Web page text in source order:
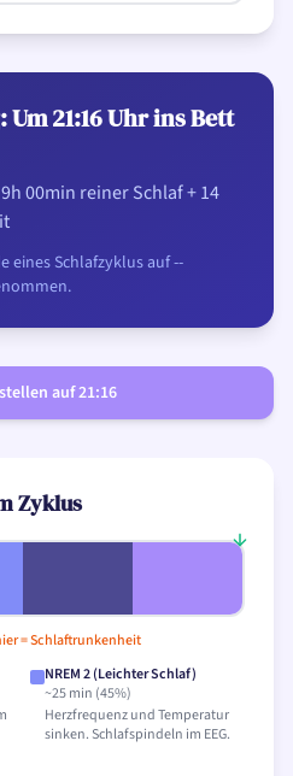
21:16 Uhr ins Bett
00min reiner Schlaf + 14
eines Schlafzyklus auf --
auf 21:16
Zyklus
= Schlaftrunkenheit
NREM 2 (Leichter Schlaf)
~25min (45%)
Herzfrequenz und Temperatur
sinken. Schlafspindeln im EEG.